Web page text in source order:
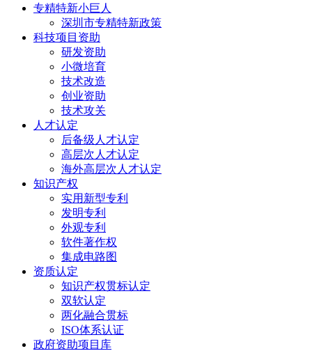
专精特新小巨人
深圳市专精特新政策
科技项目资助
研发资助
小微培育
技术改造
创业资助
技术攻关
人才认定
后备级人才认定
高层次人才认定
海外高层次人才认定
知识产权
实用新型专利
发明专利
外观专利
软件著作权
集成电路图
资质认定
知识产权贯标认定
双软认定
两化融合贯标
ISO体系认证
政府资助项目库